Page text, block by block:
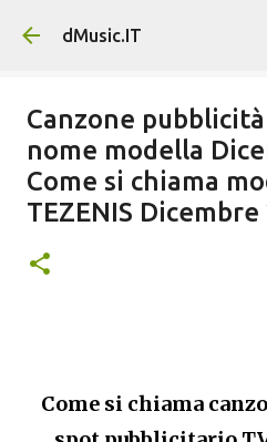
Passa ai
dMusic.IT
Canzone pubblicità
nome modella
Come si chiama
TEZENIS
Come si chiama